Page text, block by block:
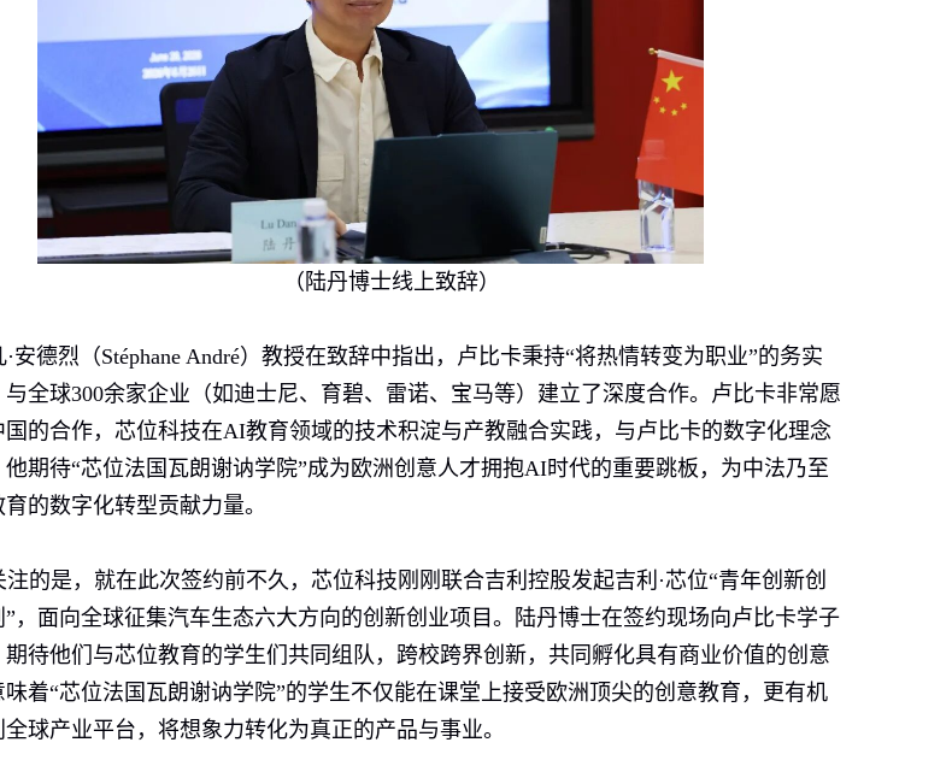
（陆丹博士线上致辞）
·安德烈（Stéphane André）教授在致辞中指出，卢比卡秉持“将热情转变为职业”的务实
与全球300余家企业（如迪士尼、育碧、雷诺、宝马等）建立了深度合作。卢比卡非常愿
国的合作，芯位科技在AI教育领域的技术积淀与产教融合实践，与卢比卡的数字化理念
期待“芯位法国瓦朗谢讷学院”成为欧洲创意人才拥抱AI时代的重要跳板，为中法乃至
的数字化转型贡献力量。
注的是，就在此次签约前不久，芯位科技刚刚联合吉利控股发起吉利 ·芯位“青年创新创
”，面向全球征集汽车生态六大方向的创新创业项目。陆丹博士在签约现场向卢比卡学子
期待他们与芯位教育的学生们共同组队，跨校跨界创新，共同孵化具有商业价值的创意
着“芯位法国瓦朗谢讷学院”的学生不仅能在课堂上接受欧洲顶尖的创意教育，更有机
球产业平台，将想象力转化为真正的产品与事业。